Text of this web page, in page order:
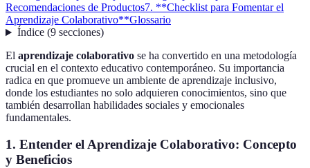
Recomendaciones de Productos7. **Checklist para Fomentar el
Aprendizaje Colaborativo**Glossario
Índice(9 secciones)
El aprendizaje colaborativo se ha convertido en una metodología
crucial en el contexto educativo contemporáneo. Su importancia
radica en que promueve un ambiente de aprendizaje inclusivo,
donde los estudiantes no solo adquieren conocimientos, sino que
también desarrollan habilidades sociales y emocionales
fundamentales.
1. Entender el Aprendizaje Colaborativo: Concepto
y Beneficios